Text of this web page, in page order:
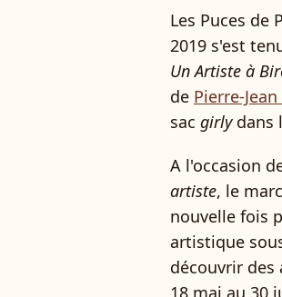
Les Puces de
2019 s'est
Un Artiste à
de Pierre-
sac girlydans
A l'occasion
artiste, le
nouvelle fois
artistique
découvrir des